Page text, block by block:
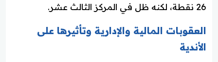
26 نقطة، لكنه ظل في المركز الثالث عشر.
العقوبات المالية والإدارية وتأثيرها على
الأندية